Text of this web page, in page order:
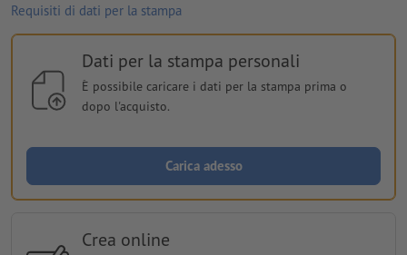
Requisiti di dati per la stampa
Dati per la stampa personali
È possibile caricare i dati per la stampa prima o
dopo l'acquisto.
Carica adesso
Crea online